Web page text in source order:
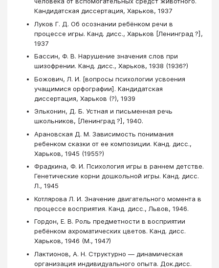
Кандидатская диссертация, Харьков, 1937
Луков Г. Д. Об осознании ребёнком речи в
процессе игры. Канд. дисс., Харьков [Ленинград ?],
1937
Бассин, Ф. В. Нарушение значения слов при
шизофрении. Канд. дисс., Харьков, 1938 (1936?)
Божович, Л. И. [вопросы психологии усвоения
учащимися орфографии]. Кандидатская
диссертация, Харьков (?), 1939
Эльконин, Д. Б. Устная и письменная речь
школьников, [Ленинград ?], 1940.
Арановская Д. М. Зависимость понимания
ребенком сказки от ее композиции. Канд. дисс.,
Харьков, 1945 (1955?)
Фрадкина, Ф. И. Психология игры в раннем детстве.
Генетические корни дошкольной игры. Канд. дисс.
Л., 1945
Котлярова Л. И. Значение двигательного момента в
процессе восприятия. Канд. дисс., Львов, 1946.
Гордон, Е. В. Роль предметности в восприятии
ребёнком ахроматических цветов. Канд. дисс.
Харьков, 1946 (М., 1947)
Лактионов, А. Н. Структурно ― динамическая
организация индивидуального опыта. Док.дисс.